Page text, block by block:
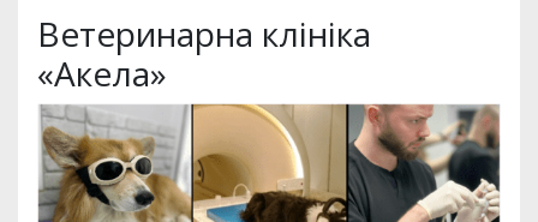
Ветеринарна клініка
«Акела»